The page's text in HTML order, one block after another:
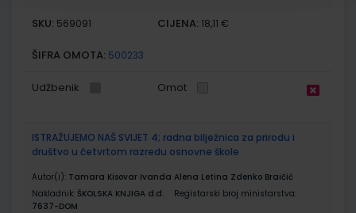
SKU: 569091 CIJENA: 18,11 €
ŠIFRA OMOTA: 500233
Udžbenik Omot
ISTRAŽUJEMO NAŠ SVIJET 4; radna bilježnica za prirodu i
društvo u četvrtom razredu osnovne škole
Autor(i): Tamara Kisovar Ivanda Alena Letina Zdenko Braičić
Nakladnik: ŠKOLSKA KNJIGA d.d.
Registarski broj ministarstva:
7637-DOM